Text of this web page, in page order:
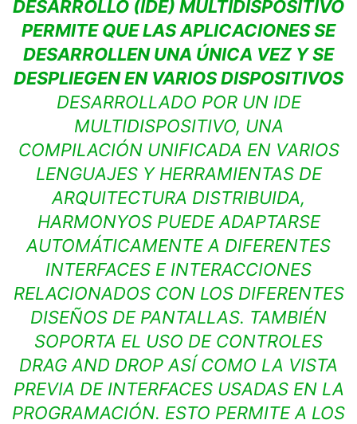
DESARROLLO (IDE) MULTIDISPOSITIVO
PERMITE QUE LAS APLICACIONES SE
DESARROLLEN UNA ÚNICA VEZ Y SE
DESPLIEGEN EN VARIOS DISPOSITIVOS
DESARROLLADO POR UN IDE
MULTIDISPOSITIVO, UNA
COMPILACIÓN UNIFICADA EN VARIOS
LENGUAJES Y HERRAMIENTAS DE
ARQUITECTURA DISTRIBUIDA,
HARMONYOS PUEDE ADAPTARSE
AUTOMÁTICAMENTE A DIFERENTES
INTERFACES E INTERACCIONES
RELACIONADOS CON LOS DIFERENTES
DISEÑOS DE PANTALLAS. TAMBIÉN
SOPORTA EL USO DE CONTROLES
DRAG AND DROP ASÍ COMO LA VISTA
PREVIA DE INTERFACES USADAS EN LA
PROGRAMACIÓN. ESTO PERMITE A LOS